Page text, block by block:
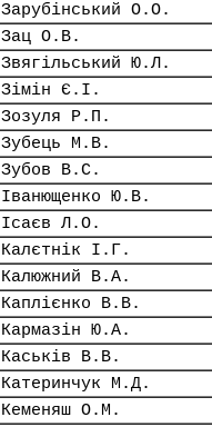
Зарубінський О.О.
Зац О.В.
Звягільський Ю.Л.
Зімін Є.І.
Зозуля Р.П.
Зубець М.В.
Зубов В.С.
Іванющенко Ю.В.
Ісаєв Л.О.
Калєтнік І.Г.
Калюжний В.А.
Каплієнко В.В.
Кармазін Ю.А.
Каськів В.В.
Катеринчук М.Д.
Кеменяш О.М.